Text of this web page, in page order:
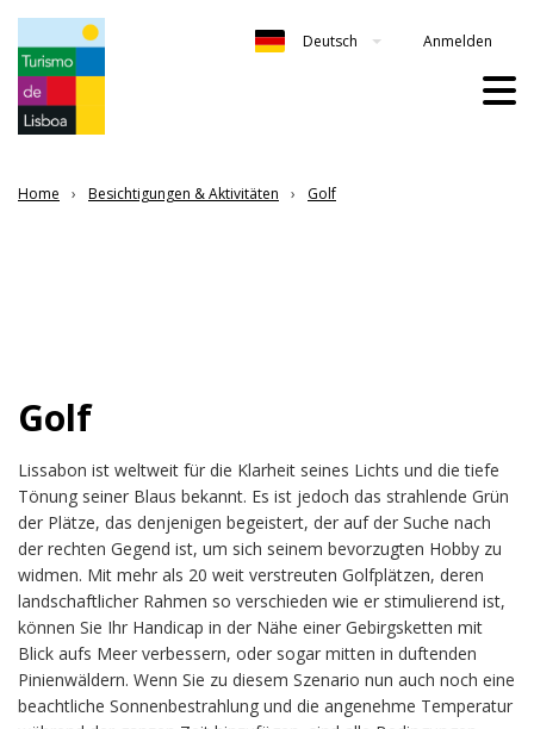
Deutsch Anmelden
Home Besichtigungen & Aktivitäten Golf
Golf
Lissabon ist weltweit für die Klarheit seines Lichts und die tiefe
Tönung seiner Blaus bekannt. Es ist jedoch das strahlende Grün
der Plätze, das denjenigen begeistert, der auf der Suche nach
der rechten Gegend ist, um sich seinem bevorzugten Hobby zu
widmen. Mit mehr als 20 weit verstreuten Golfplätzen, deren
landschaftlicher Rahmen so verschieden wie er stimulierend ist,
können Sie Ihr Handicap in der Nähe einer Gebirgsketten mit
Blick aufs Meer verbessern, oder sogar mitten in duftenden
Pinienwäldern. Wenn Sie zu diesem Szenario nun auch noch eine
beachtliche Sonnenbestrahlung und die angenehme Temperatur